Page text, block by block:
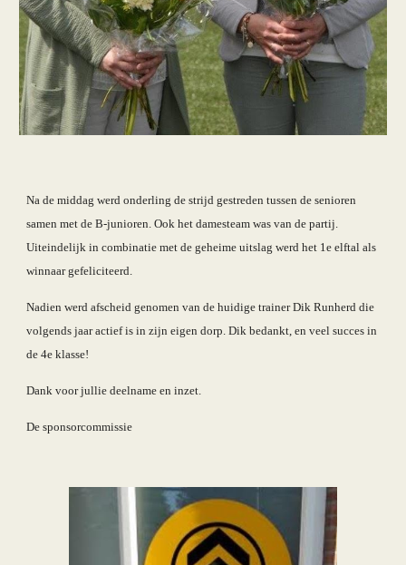
Na de middag werd onderling de strijd gestreden tussen de senioren
samen met de B-junioren. Ook het damesteam was van de partij.
Uiteindelijk in combinatie met de geheime uitslag werd het 1e elftal als
winnaar gefeliciteerd.
Nadien werd afscheid genomen van de huidige trainer Dik Runherd die
volgends jaar actief is in zijn eigen dorp. Dik bedankt, en veel succes in
de 4e klasse!
De sponsorcommissie